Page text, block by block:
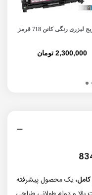
لیزری رنگی کانن 718 قرمز
2,300,000 تومان
یک محصول پیشرفته